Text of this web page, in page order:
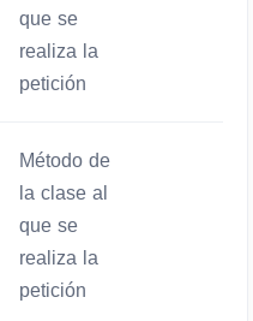
que se
realiza la
petición
Método de
la clase al
que se
realiza la
petición